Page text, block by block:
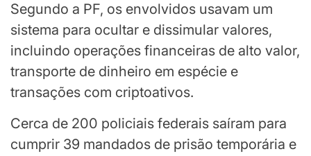
Segundo a PF, os envolvidos usavam um
sistema para ocultar e dissimular valores,
incluindo operações financeiras de alto valor,
transporte de dinheiro em espécie e
transações com criptoativos.
Cerca de 200 policiais federais saíram para
cumprir 39 mandados de prisão temporária e